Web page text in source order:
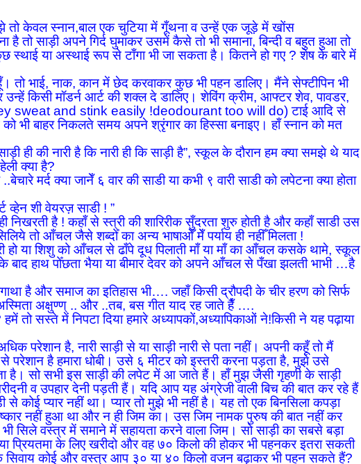
केवल स्नान,बाल एक चुटिया में गूँथना व उन्हें एक जूड़े में खोंस
है तो साड़ी अपने गिर्द घुमाकर उसमें कैसे तो भी समाना, बिन्दी व बहुत हुआ तो
स्थाई या अस्थाई रूप से टाँगा भी जा सकता है। कितने हो गए ? शेष के बारे में
तो भाई, नाक, कान में छेद करवाकर कुछ भी पहन डालिए। मैंने सेफ्टीपिन भी
किसी मॉडर्न आर्ट की शक्ल दे डालिए। शेविंग क्रीम, आफ्टर शेव, पावडर,
sweat and stink easily !deodourant too will do) टाई आदि से
भी बाहर निकलते समय अपने श्रृंगार का हिस्सा बनाइए। हाँ स्नान को मत
ही की नारी है कि नारी ही कि साड़ी है”, स्कूल के दौरान हम क्या समझे थे याद
क्या है?
मर्द क्या जानेँ ६ वार की साडी या कभी ९ वारी साडी को लपेटना क्या होता
व्हेन शी वेयरज़ साडी ! ”
निखरती है ! कहाँ से स्त्री की शारिरीक सुँदरता शुरु होती है और कहाँ साडी उस
तो आँचल जैसे शब्दोँ का अन्य भाषाओँ मेँ पर्याय ही नहीँ मिलता !
हो या शिशु को आँचल से ढाँपे दूध पिलाती माँ या माँ का आँचल कसके थामे, स्कूल
हाथ पोँछता भैया या बीमार देवर को अपने आँचल से पँखा झलती भाभी …है
है और समाज का इतिहास भी…. जहाँ किसी द्रौपदी के चीर हरण को सिर्फ
अक्षुण्ण् .. और ..तब, बस गीत याद रह जाते हैँ ….
तो सस्ते में निपटा दिया हमारे अध्यापकों,अध्यापिकाओं ने!किसी ने यह पढ़ाया
परेशान है, नारी साड़ी से या साड़ी नारी से पता नहीं। अपनी कहूँ तो मैं
परेशान है हमारा धोबी। उसे ६ मीटर को इस्तरी करना पड़ता है, मुझे उसे
है। सो सभी इस साड़ी की लपेट में आ जाते हैं। हाँ मुझ जैसी गृहणी के साड़ी
व उपहार देनी पड़ती हैं। यदि आप यह अंग्रेजी वाली बिच की बात कर रहे हैं
से कोई प्यार नहीं था। प्यार तो मुझे भी नहीं है। यह तो एक बिनसिला कपड़ा
नहीं हुआ था और न ही जिम का। उस जिम नामक पुरुष की बात नहीं कर
सिले वस्त्र में समाने में सहायता करने वाला जिम। सो साड़ी का सबसे बड़ा
प्रियतमा के लिए खरीदो और वह ७० किलो की होकर भी पहनकर इतरा सकती
सिवाय कोई और वस्त्र आप ३० या ४० किलो वजन बढ़ाकर भी पहन सकते हैं?